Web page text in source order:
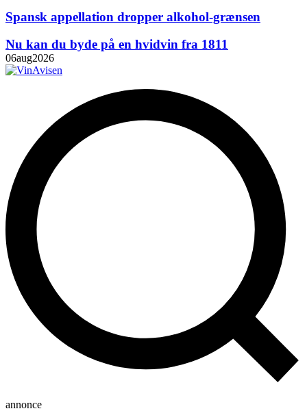
Spansk appellation dropper alkohol-grænsen
Nu kan du byde på en hvidvin fra 1811
06aug2026
annonce